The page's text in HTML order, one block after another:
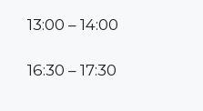
13:00 – 14:00
16:30 – 17:30